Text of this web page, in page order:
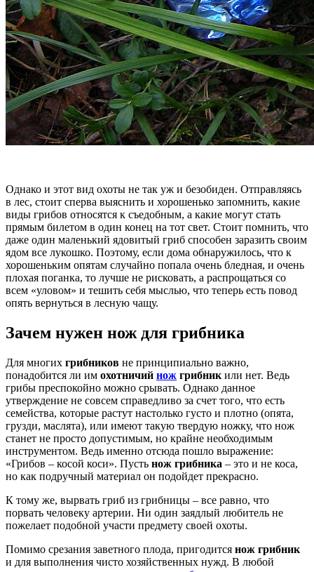
Однако и этот вид охоты не так уж и безобиден. Отправляясь
в лес, стоит сперва выяснить и хорошенько запомнить, какие
виды грибов относятся к съедобным, а какие могут стать
прямым билетом в один конец на тот свет. Стоит помнить, что
даже один маленький ядовитый гриб способен заразить своим
ядом все лукошко. Поэтому, если дома обнаружилось, что к
хорошеньким опятам случайно попала очень бледная, и очень
плохая поганка, то лучше не рисковать, а распрощаться со
всем «уловом» и тешить себя мыслью, что теперь есть повод
опять вернуться в лесную чащу.
Зачем нужен нож для грибника
Для многих грибников не принципиально важно,
понадобится ли им охотничий нож грибник или нет. Ведь
грибы преспокойно можно срывать. Однако данное
утверждение не совсем справедливо за счет того, что есть
семейства, которые растут настолько густо и плотно (опята,
грузди, маслята), или имеют такую твердую ножку, что нож
станет не просто допустимым, но крайне необходимым
инструментом. Ведь именно отсюда пошло выражение:
«Грибов – косой коси». Пусть нож грибника – это и не коса,
но как подручный материал он подойдет прекрасно.
К тому же, вырвать гриб из грибницы – все равно, что
порвать человеку артерии. Ни один заядлый любитель не
пожелает подобной участи предмету своей охоты.
Помимо срезания заветного плода, пригодится нож грибник
и для выполнения чисто хозяйственных нужд. В любой